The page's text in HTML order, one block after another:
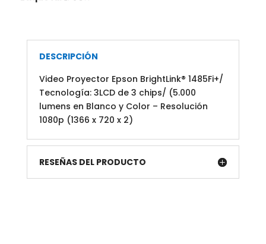
DESCRIPCIÓN
Video Proyector Epson BrightLink® 1485Fi+/
Tecnología: 3LCD de 3 chips/ (5.000
lumens en Blanco y Color – Resolución
1080p (1366 x 720 x 2)
RESEÑAS DEL PRODUCTO